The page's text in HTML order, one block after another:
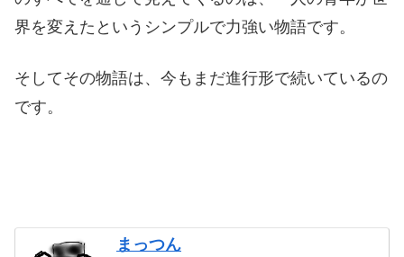
界を変えたというシンプルで力強い物語です。
そしてその物語は、今もまだ進行形で続いているの
です。
まっつん